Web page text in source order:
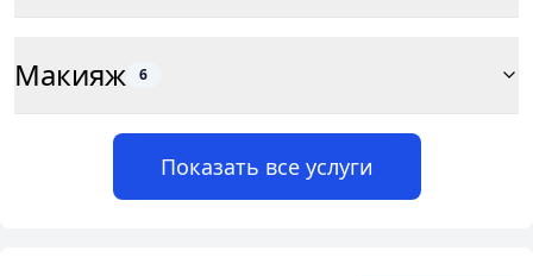
Макияж 6
Показать все услуги